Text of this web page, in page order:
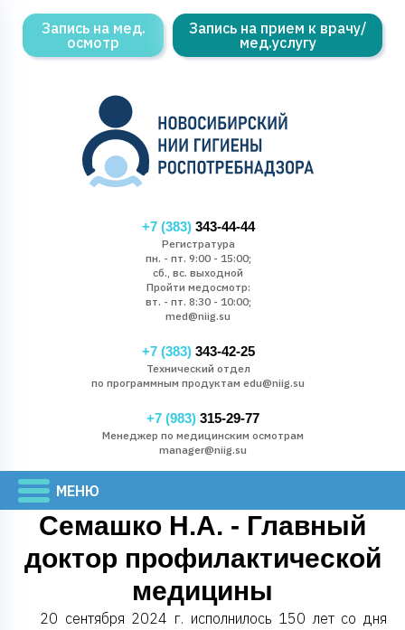
Запись на мед.
осмотр
Запись на прием к врачу/
мед.услугу
+7 (383)343-44-44
Регистратура
пн. - пт. 9:00 - 15:00;
сб., вс. выходной
Пройти медосмотр:
вт. - пт. 8:30 - 10:00;
med@niig.su
+7 (383)343-42-25
Технический отдел
по программным продуктам edu@niig.su
+7 (983)315-29-77
Менеджер по медицинским осмотрам
manager@niig.su
Семашко Н.А. - Главный
доктор профилактической
медицины
20 сентября 2024 г. исполнилось 150 лет со дня